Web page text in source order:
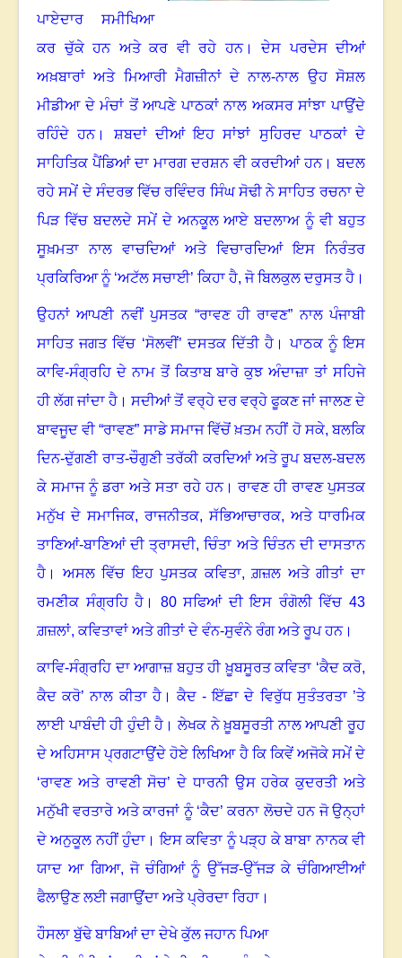
ਪਾਏਦਾਰ ਸਮੀਖਿਆ
ਕਰ ਚੁੱਕੇ ਹਨ ਅਤੇ ਕਰ ਵੀ ਰਹੇ ਹਨ।ਦੇਸ ਪਰਦੇਸ ਦੀਆਂ
ਅਖ਼ਬਾਰਾਂ ਅਤੇ ਮਿਆਰੀ ਮੈਗਜ਼ੀਨਾਂ ਦੇ ਨਾਲ-ਨਾਲ ਉਹ ਸੋਸ਼ਲ
ਮੀਡੀਆ ਦੇ ਮੰਚਾਂ ਤੋਂ ਆਪਣੇ ਪਾਠਕਾਂ ਨਾਲ ਅਕਸਰ ਸਾਂਝਾ ਪਾਉਂਦੇ
ਰਹਿੰਦੇ ਹਨ। ਸ਼ਬਦਾਂ ਦੀਆਂ ਇਹ ਸਾਂਝਾਂ ਸੁਹਿਰਦ ਪਾਠਕਾਂ ਦੇ
ਸਾਹਿਤਿਕ ਪੈਂਡਿਆਂ ਦਾ ਮਾਰਗ ਦਰਸ਼ਨ ਵੀ ਕਰਦੀਆਂ ਹਨ। ਬਦਲ
ਰਹੇ ਸਮੇਂ ਦੇ ਸੰਦਰਭ ਵਿੱਚ ਰਵਿੰਦਰ ਸਿੰਘ ਸੋਢੀ ਨੇ ਸਾਹਿਤ ਰਚਨਾ ਦੇ
ਪਿੜ ਵਿੱਚ ਬਦਲਦੇ ਸਮੇਂ ਦੇ ਅਨਕੂਲ ਆਏ ਬਦਲਾਅ ਨੂੰ ਵੀ ਬਹੁਤ
ਸੂਖ਼ਮਤਾ ਨਾਲ ਵਾਚਦਿਆਂ ਅਤੇ ਵਿਚਾਰਦਿਆਂ ਇਸ ਨਿਰੰਤਰ
ਪ੍ਰਕਿਰਿਆ ਨੂੰ ‘ਅਟੱਲ ਸਚਾਈ’ ਕਿਹਾ ਹੈ,ਜੋ ਬਿਲਕੁਲ ਦਰੁਸਤ ਹੈ ।
ਉਹਨਾਂ ਆਪਣੀ ਨਵੀਂ ਪੁਸਤਕ“ਰਾਵਣ ਹੀ ਰਾਵਣ”ਨਾਲ ਪੰਜਾਬੀ
ਸਾਹਿਤ ਜਗਤ ਵਿੱਚ ‘ਸੋਲਵੀਂ’ ਦਸਤਕ ਦਿੱਤੀ ਹੈ ।ਪਾਠਕ ਨੂੰ ਇਸ
ਕਾਵਿ-ਸੰਗ੍ਰਹਿ ਦੇ ਨਾਮ ਤੋਂ ਕਿਤਾਬ ਬਾਰੇ ਕੁਝ ਅੰਦਾਜ਼ਾ ਤਾਂ ਸਹਿਜੇ
ਹੀ ਲੱਗ ਜਾਂਦਾ ਹੈ ।ਸਦੀਆਂ ਤੋਂ ਵਰ੍ਹੇ ਦਰ ਵਰ੍ਹੇ ਫੂਕਣ ਜਾਂ ਜਾਲਣ ਦੇ
ਬਾਵਜੂਦ ਵੀ“ਰਾਵਣ” ਸਾਡੇ ਸਮਾਜ ਵਿੱਚੋਂ ਖ਼ਤਮ ਨਹੀਂ ਹੋ ਸਕੇ,ਬਲਕਿ
ਦਿਨ-ਦੁੱਗਣੀ ਰਾਤ-ਚੌਗੁਣੀ ਤਰੱਕੀ ਕਰਦਿਆਂ ਅਤੇ ਰੂਪ ਬਦਲ-ਬਦਲ
ਕੇ ਸਮਾਜ ਨੂੰ ਡਰਾ ਅਤੇ ਸਤਾ ਰਹੇ ਹਨ। ਰਾਵਣ ਹੀ ਰਾਵਣ ਪੁਸਤਕ
ਮਨੁੱਖ ਦੇ ਸਮਾਜਿਕ, ਰਾਜਨੀਤਕ, ਸੱਭਿਆਚਾਰਕ, ਅਤੇ ਧਾਰਮਿਕ
ਤਾਣਿਆਂ-ਬਾਣਿਆਂ ਦੀ ਤ੍ਰਾਸਦੀ,ਚਿੰਤਾ ਅਤੇ ਚਿੰਤਨ ਦੀ ਦਾਸਤਾਨ
ਹੈ । ਅਸਲ ਵਿੱਚ ਇਹ ਪੁਸਤਕ ਕਵਿਤਾ,ਗ਼ਜ਼ਲ ਅਤੇ ਗੀਤਾਂ ਦਾ
ਰਮਣੀਕ ਸੰਗ੍ਰਹਿ ਹੈ । 80 ਸਫਿਆਂ ਦੀ ਇਸ ਰੰਗੋਲੀ ਵਿੱਚ 43
ਗ਼ਜ਼ਲਾਂ,ਕਵਿਤਾਵਾਂ ਅਤੇ ਗੀਤਾਂ ਦੇ ਵੰਨ-ਸੁਵੰਨੇ ਰੰਗ ਅਤੇ ਰੂਪ ਹਨ।
ਕਾਵਿ-ਸੰਗ੍ਰਹਿ ਦਾ ਆਗਾਜ਼ ਬਹੁਤ ਹੀ ਖ਼ੂਬਸੂਰਤ ਕਵਿਤਾ ‘ਕੈਦ ਕਰੋ,
ਕੈਦ ਕਰੋ’ ਨਾਲ ਕੀਤਾ ਹੈ।ਕੈਦ - ਇੱਛਾ ਦੇ ਵਿਰੁੱਧ ਸੁਤੰਤਰਤਾ ’ਤੇ
ਲਾਈ ਪਾਬੰਦੀ ਹੀ ਹੁੰਦੀ ਹੈ ।ਲੇਖਕ ਨੇ ਖ਼ੂਬਸੂਰਤੀ ਨਾਲ ਆਪਣੀ ਰੂਹ
ਦੇ ਅਹਿਸਾਸ ਪ੍ਰਗਟਾਉਂਦੇ ਹੋਏ ਲਿਖਿਆ ਹੈ ਕਿ ਕਿਵੇਂ ਅਜੋਕੇ ਸਮੇਂ ਦੇ
‘ਰਾਵਣ ਅਤੇ ਰਾਵਣੀ ਸੋਚ’ ਦੇ ਧਾਰਨੀ ਉਸ ਹਰੇਕ ਕੁਦਰਤੀ ਅਤੇ
ਮਨੁੱਖੀ ਵਰਤਾਰੇ ਅਤੇ ਕਾਰਜਾਂ ਨੂੰ ‘ਕੈਦ’ ਕਰਨਾ ਲੋਚਦੇ ਹਨ ਜੋ ਉਨ੍ਹਾਂ
ਦੇ ਅਨੁਕੂਲ ਨਹੀਂ ਹੁੰਦਾ ।ਇਸ ਕਵਿਤਾ ਨੂੰ ਪੜ੍ਹ ਕੇ ਬਾਬਾ ਨਾਨਕ ਵੀ
ਯਾਦ ਆ ਗਿਆ, ਜੋ ਚੰਗਿਆਂ ਨੂੰ ਉੱਜੜ-ਉੱਜੜ ਕੇ ਚੰਗਿਆਈਆਂ
ਫੈਲਾਉਣ ਲਈ ਜਗਾਉਂਦਾ ਅਤੇ ਪ੍ਰੇਰਦਾ ਰਿਹਾ ।
ਹੌਸਲਾ ਬੁੱਢੇ ਬਾਬਿਆਂ ਦਾ ਦੇਖੇ ਕੁੱਲ ਜਹਾਨ ਪਿਆ